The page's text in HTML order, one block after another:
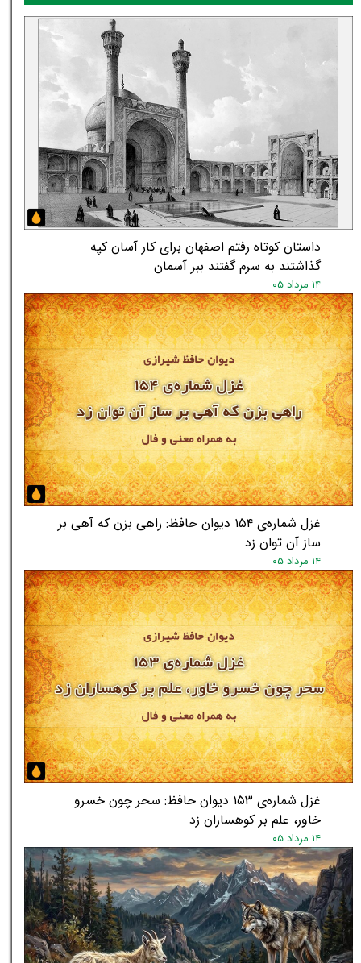
داستان کوتاه رفتم اصفهان برای کار آسان کپه
گذاشتند به سرم گفتند ببر آسمان
۱۴ مرداد ۰۵
غزل شماره‌ی ۱۵۴ دیوان حافظ: راهی بزن که آهی بر
ساز آن توان زد
۱۴ مرداد ۰۵
غزل شماره‌ی ۱۵۳ دیوان حافظ: سحر چون خسرو
خاور، علم بر کوهساران زد
۱۴ مرداد ۰۵